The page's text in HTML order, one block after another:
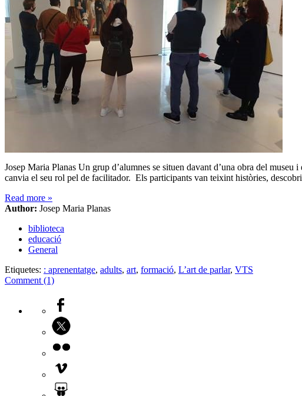
Josep Maria Planas Un grup d’alumnes se situen davant d’una obra del
canvia el seu rol pel de facilitador. Els participants van teixint històries,
Read more »
Author: Josep Maria Planas
biblioteca
educació
General
Etiquetes: : aprenentatge, adults, art, formació, L’art de parlar, VTS
Comment (1)